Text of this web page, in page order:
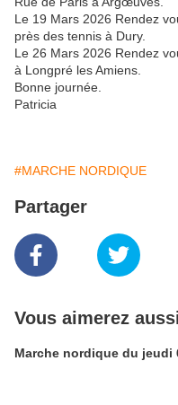
Le 19 Mars 2026 Rendez
près des tennis à Dury.
Le 26 Mars 2026 Rendez
à Longpré les Amiens.
Bonne journée.
Patricia
#MARCHE NORDIQUE
Partager
Vous aimerez
Marche nordique du jeudi